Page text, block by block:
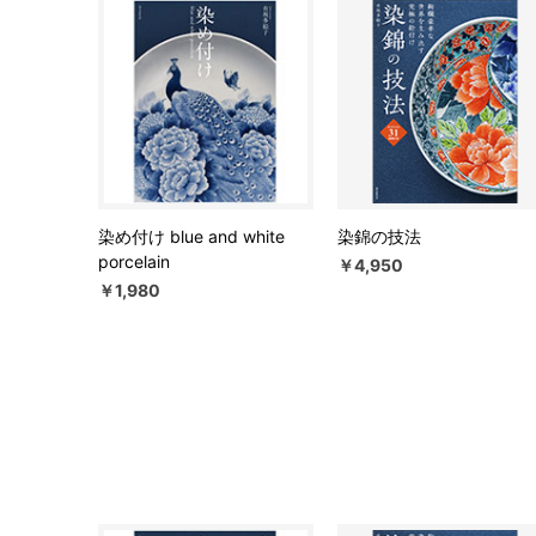
染め付け blue and white
porcelain
￥1,980
染錦の技法
￥4,950